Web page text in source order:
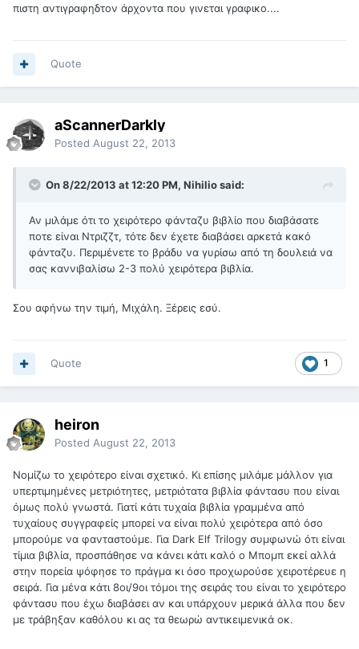
πιστη αντιγραφηδτον άρχοντα που γινεται γραφικο....
Quote
aScannerDarkly
Posted August 22, 2013
On 8/22/2013 at 12:20 PM, Nihilio said:
Αν μιλάμε ότι το χειρότερο φάνταζυ βιβλίο που διαβάσατε
ποτε είναι Ντριζζτ, τότε δεν έχετε διαβάσει αρκετά κακό
φάνταζυ. Περιμένετε το βράδυ να γυρίσω από τη δουλειά να
σας καννιβαλίσω 2-3 πολύ χειρότερα βιβλία.
Σου αφήνω την τιμή, Μιχάλη. Ξέρεις εσύ.
1
Quote
heiron
Posted August 22, 2013
Noμίζω το χειρότερο είναι σχετικό. Κι επίσης μιλάμε μάλλον για
υπερτιμημένες μετριότητες, μετριότατα βιβλία φάντασυ που είναι
όμως πολύ γνωστά. Γιατί κάτι τυχαία βιβλία γραμμένα από
τυχαίους συγγραφείς μπορεί να είναι πολύ χειρότερα από όσο
μπορούμε να φανταστούμε. Για Dark Elf Trilogy συμφωνώ ότι είναι
τίμια βιβλία, προσπάθησε να κάνει κάτι καλό ο Μπομπ εκεί αλλά
στην πορεία ψόφησε το πράγμα κι όσο προχωρούσε χειροτέρευε η
σειρά. Για μένα κάτι 8οι/9οι τόμοι της σειράς του είναι το χειρότερο
φάντασυ που έχω διαβάσει αν και υπάρχουν μερικά άλλα που δεν
με τράβηξαν καθόλου κι ας τα θεωρώ αντικειμενικά οκ.